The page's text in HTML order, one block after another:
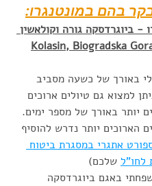
בהם במונטנגרו:
- ביוגרדסקה גורה וקולאשין
(Kolasin, Biogradska
באורך של כשעה מסביב
למצוא גם טיולים ארוכים
יותר באורך של מספר ימים.
הארוכים יותר נדרש להוסיף
אתגרי במסגרת ביטוח
לחו"ל שלכם)
באגם ביוגרדסקה